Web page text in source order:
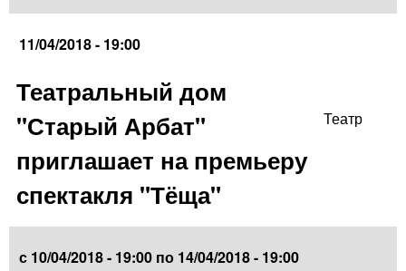
11/04/2018 - 19:00
Театральный дом
"Старый Арбат"
приглашает на премьеру
спектакля "Тёща"
Театр
с 10/04/2018 - 19:00 по 14/04/2018 - 19:00